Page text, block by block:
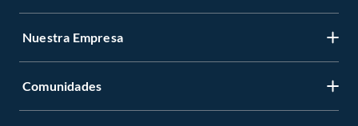
Nuestra Empresa
Comunidades